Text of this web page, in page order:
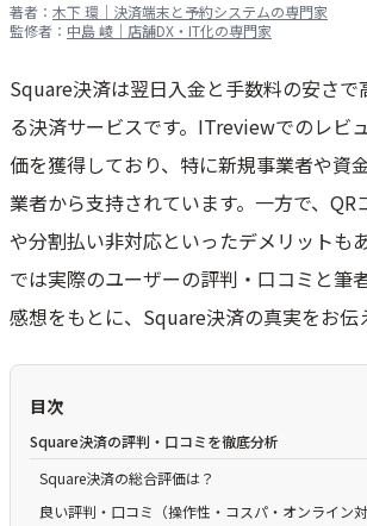
著者： 木下 環｜決済端末と予約システムの専門家
監修者： 中島 崚｜店舗DX・IT化の専門家
Square決済は翌日入金と手数料の安さで
る決済サービスです。ITreviewでのレビ
価を獲得しており、特に新規事業者や資
業者から支持されています。一方で、QR
や分割払い非対応といったデメリットも
では実際のユーザーの評判・口コミと筆
感想をもとに、Square決済の真実をお伝
目次
Square決済の評判・口コミを徹底分析
Square決済の総合評価は？
良い評判・口コミ（操作性・コスパ・オンライン対